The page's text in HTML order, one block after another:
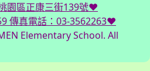
園區正康三街139號♥
傳真電話：03-3562263♥
Elementary School. All